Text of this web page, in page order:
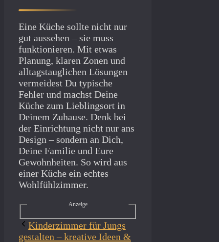
Eine Küche sollte nicht nur
gut aussehen – sie muss
funktionieren. Mit etwas
Planung, klaren Zonen und
alltagstauglichen Lösungen
vermeidest Du typische
Fehler und machst Deine
Küche zum Lieblingsort in
Deinem Zuhause. Denk bei
der Einrichtung nicht nur ans
Design – sondern an Dich,
Deine Familie und Eure
Gewohnheiten. So wird aus
einer Küche ein echtes
Wohlfühlzimmer.
Anzeige
Kinderzimmer für Jungs
gestalten – kreative Ideen &